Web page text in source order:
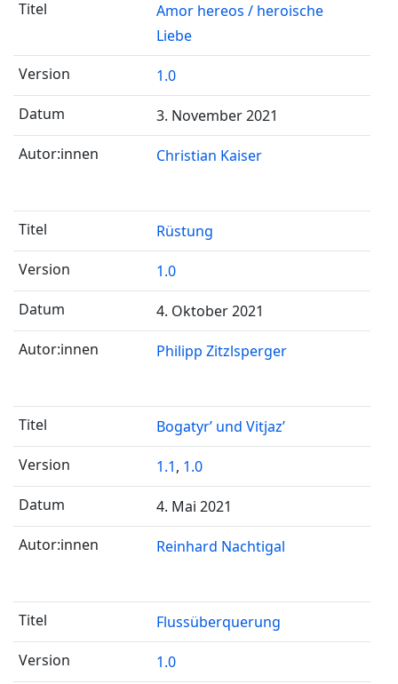
Amor hereos / heroische
Liebe
1.0
3. November 2021
Christian Kaiser
Rüstung
1.0
4. Oktober 2021
Philipp Zitzlsperger
Bogatyr’ und Vitjaz’
1.1, 1.0
4. Mai 2021
Reinhard Nachtigal
Flussüberquerung
1.0